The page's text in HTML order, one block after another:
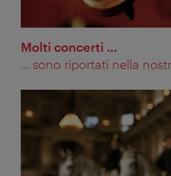
Molti concerti ...
... sono riportati nella